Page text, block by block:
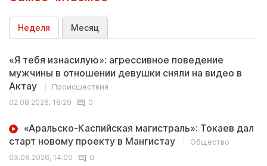
Неделя Месяц
«Я тебя изнасилую»: агрессивное поведение
мужчины в отношении девушки сняли на видео в
Актау
Происшествия
02.08.2026, 18:29
0
«Аральско-Каспийская магистраль»: Токаев дал
старт новому проекту в Мангистау
Общество
03.08.2026, 14:00
0